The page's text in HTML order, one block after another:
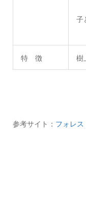
子
特 徴 樹
参考サイト： フォレ